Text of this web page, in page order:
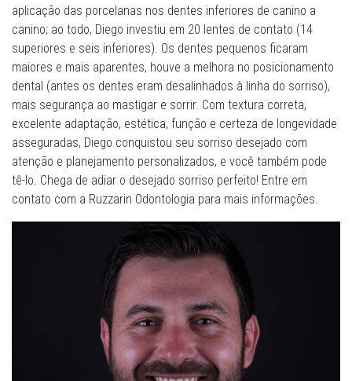
aplicação das porcelanas nos dentes inferiores de canino a
canino; ao todo, Diego investiu em 20 lentes de contato (14
superiores e seis inferiores). Os dentes pequenos ficaram
maiores e mais aparentes, houve a melhora no posicionamento
dental (antes os dentes eram desalinhados à linha do sorriso),
mais segurança ao mastigar e sorrir. Com textura correta,
excelente adaptação, estética, função e certeza de longevidade
asseguradas, Diego conquistou seu sorriso desejado com
atenção e planejamento personalizados, e você também pode
tê-lo. Chega de adiar o desejado sorriso perfeito! Entre em
contato com a Ruzzarin Odontologia para mais informações.